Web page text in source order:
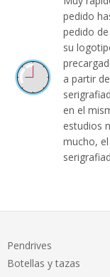
pedido
pedido
su
a partir
en el
estudios
mucho,
Pendrives
Botellas y tazas